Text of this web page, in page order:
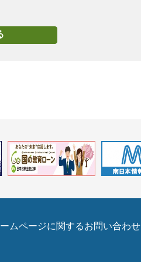
ムページに関するお問い合わせ